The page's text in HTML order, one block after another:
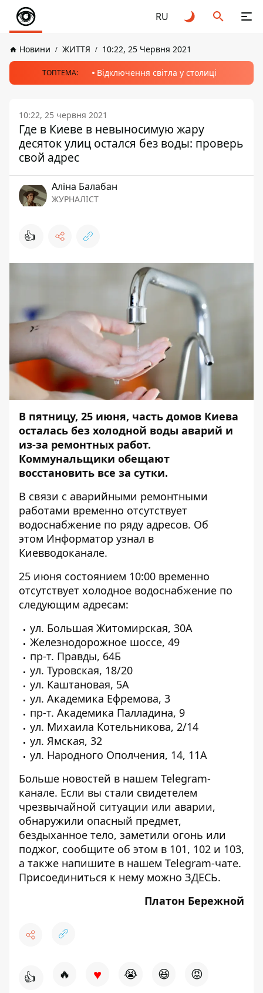
RU
Новини ЖИТТЯ 10:22, 25 Червня 2021
ТОПТЕМА: Відключення світла у столиці
10:22, 25 червня 2021
Где в Киеве в невыносимую жару
десяток улиц остался без воды: проверь
свой адрес
Аліна Балабан
ЖУРНАЛІСТ
👍
В пятницу, 25 июня, часть домов Киева
осталась без холодной воды аварий и
из-за ремонтных работ.
Коммунальщики обещают
восстановить все за сутки.
В связи с аварийными ремонтными
работами временно отсутствует
водоснабжение по ряду адресов. Об
этом Информатор узнал в
Киевводоканале.
25 июня состоянием 10:00 временно
отсутствует холодное водоснабжение по
следующим адресам:
ул. Большая Житомирская, 30А
Железнодорожное шоссе, 49
пр-т. Правды, 64Б
ул. Туровская, 18/20
ул. Каштановая, 5А
ул. Академика Ефремова, 3
пр-т. Академика Палладина, 9
ул. Михаила Котельникова, 2/14
ул. Ямская, 32
ул. Народного Ополчения, 14, 11А
Больше новостей в нашем Telegram-
канале. Если вы стали свидетелем
чрезвычайной ситуации или аварии,
обнаружили опасный предмет,
бездыханное тело, заметили огонь или
поджог, сообщите об этом в 101, 102 и 103,
а также напишите в нашем Telegram-чате.
Присоединиться к нему можно ЗДЕСЬ.
Платон Бережной
👍 🔥 ♥ 😭 😆 😡